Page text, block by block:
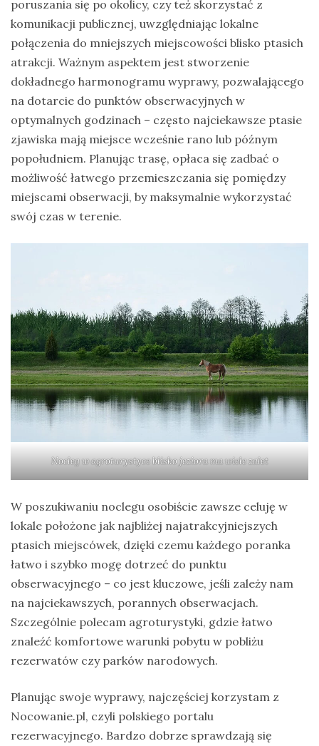
poruszania się po okolicy, czy też skorzystać z
komunikacji publicznej, uwzględniając lokalne
połączenia do mniejszych miejscowości blisko ptasich
atrakcji. Ważnym aspektem jest stworzenie
dokładnego harmonogramu wyprawy, pozwalającego
na dotarcie do punktów obserwacyjnych w
optymalnych godzinach – często najciekawsze ptasie
zjawiska mają miejsce wcześnie rano lub późnym
popołudniem. Planując trasę, opłaca się zadbać o
możliwość łatwego przemieszczania się pomiędzy
miejscami obserwacji, by maksymalnie wykorzystać
swój czas w terenie.
Nocleg w agroturystyce blisko jeziora ma wiele zalet
W poszukiwaniu noclegu osobiście zawsze celuję w
lokale położone jak najbliżej najatrakcyjniejszych
ptasich miejscówek, dzięki czemu każdego poranka
łatwo i szybko mogę dotrzeć do punktu
obserwacyjnego – co jest kluczowe, jeśli zależy nam
na najciekawszych, porannych obserwacjach.
Szczególnie polecam agroturystyki, gdzie łatwo
znaleźć komfortowe warunki pobytu w pobliżu
rezerwatów czy parków narodowych.
Planując swoje wyprawy, najczęściej korzystam z
Nocowanie.pl, czyli polskiego portalu
rezerwacyjnego. Bardzo dobrze sprawdzają się